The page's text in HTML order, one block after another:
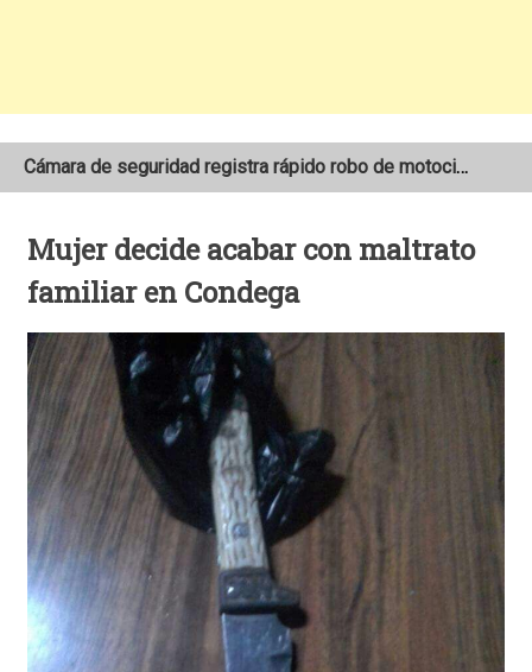
Cámara de seguridad registra rápido robo de motocicleta en el barrio Santo Domingo de Estelí
Adolescente fallece tras ser arrollado por un taxi frente a la COTRAN Norte en Estelí
Mujer decide acabar con maltrato
familiar en Condega